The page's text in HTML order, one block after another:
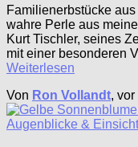
Familienerbstücke
wahre Perle aus
Kurt Tischler, seines
mit einer besonderen
Weiterlesen
Von Ron Vollandt, vor
Augenblicke &